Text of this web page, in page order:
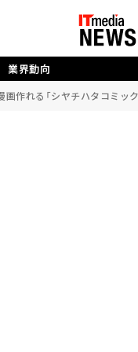
業界動向
作れる「シヤチハタコミック